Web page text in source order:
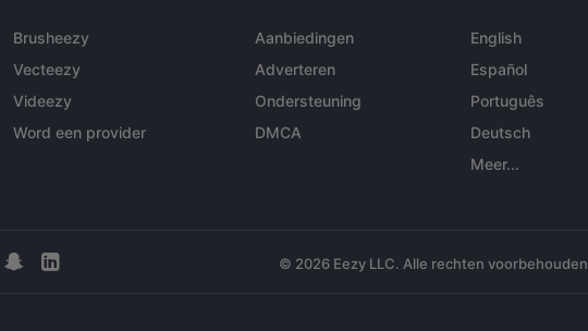
Brusheezy
Vecteezy
Videezy
Word een provider
Aanbiedingen
Adverteren
Ondersteuning
DMCA
English
Español
Português
Deutsch
Meer...
© 2026 Eezy LLC. Alle rechten voorbehouden